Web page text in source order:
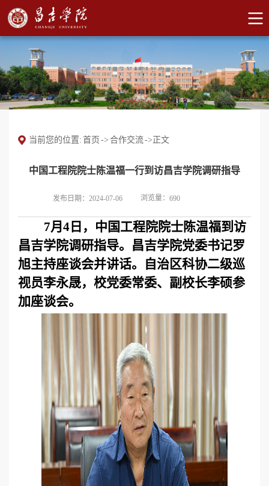
当前您的位置: 首页 -> 合作交流-> 正文
中国工程院院士陈温福一行到访昌吉学院调研指导
发布日期：2024-07-06 浏览量： 690
7月4日，中国工程院院士陈温福到访
昌吉学院调研指导。昌吉学院党委书记罗
旭主持座谈会并讲话。自治区科协二级巡
视员李永晟，校党委常委、副校长李硕参
加座谈会。